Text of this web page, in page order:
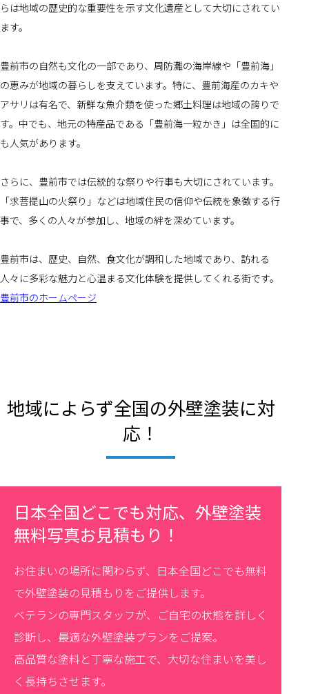
らは地域の歴史的な重要性を示す文化遺産として大切にされてい
ます。
豊前市の自然も文化の一部であり、周防灘の海岸線や「豊前海」
の恵みが地域の暮らしを支えています。特に、豊前海産のカキや
アサリは有名で、新鮮な魚介類を使った郷土料理は地域の誇りで
す。中でも、地元の特産品である「豊前海一粒かき」は全国的に
も人気があります。
さらに、豊前市では伝統的な祭りや行事も大切にされています。
「求菩提山の火祭り」などは地域住民の信仰や伝統を象徴する行
事で、多くの人々が参加し、地域の絆を深めています。
豊前市は、歴史、自然、食文化が調和した地域であり、訪れる
人々に多彩な魅力と心温まる文化体験を提供してくれる街です。
豊前市のホームページ
地域によらず全国の外壁塗装に対
応！
日本全国どこでも対応、外壁塗装
無料写真お見積もり！
お住まいの場所に関わらず、日本全国どこでも無料
で外壁塗装の見積もりをご提供します。
ベテランの専門スタッフが、ご自宅の状態を詳しく
診断し、最適な外壁塗装プランをご提案。
高品質な塗料と丁寧な施工で、大切な住まいを美し
く長持ちさせます。